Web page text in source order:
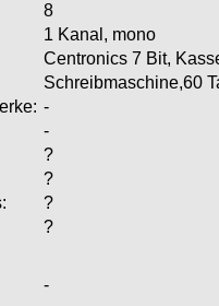
8
1 Kanal, mono
Centronics 7 Bit,
Schreibmaschine,60
-
-
?
?
?
?
-